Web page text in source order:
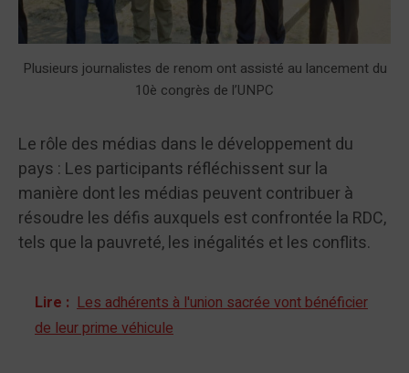
Plusieurs journalistes de renom ont assisté au lancement du
10è congrès de l’UNPC
Le rôle des médias dans le développement du
pays : Les participants réfléchissent sur la
manière dont les médias peuvent contribuer à
résoudre les défis auxquels est confrontée la RDC,
tels que la pauvreté, les inégalités et les conflits.
Lire : Les adhérents à l'union sacrée vont bénéficier
de leur prime véhicule